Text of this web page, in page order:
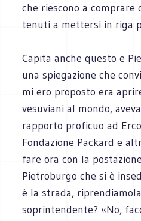
che riescono a
tenuti a mettersi in riga
Capita anche questo e
una spiegazione che
mi ero proposto era
vesuviani al mondo,
rapporto proficuo ad
Fondazione Packard e
fare ora con la
Pietroburgo che si è
è la strada,
soprintendente? «No,